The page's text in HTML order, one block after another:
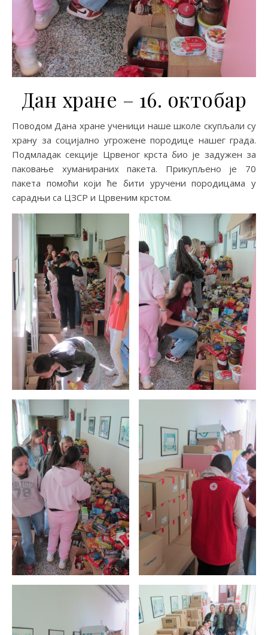
Дан хране – 16. октобар
Поводом Дана хране ученици наше школе скупљали су
храну за социјално угрожене породице нашег града.
Подмладак секције Црвеног крста био је задужен за
паковање хуманираних пакета. Прикупљено је 70
пакета помоћи који ће бити уручени породицама у
сарадњи са ЦЗСР и Црвеним крстом.